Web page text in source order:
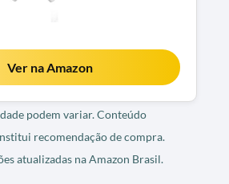
Ver na Amazon
podem variar. Conteúdo
recomendação de compra.
atualizadas na Amazon Brasil.